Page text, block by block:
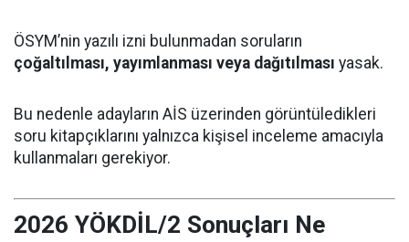
ÖSYM’nin yazılı izni bulunmadan soruların
çoğaltılması, yayımlanması veya dağıtılması yasak.
Bu nedenle adayların AİS üzerinden görüntüledikleri
soru kitapçıklarını yalnızca kişisel inceleme amacıyla
kullanmaları gerekiyor.
2026 YÖKDİL/2 Sonuçları Ne